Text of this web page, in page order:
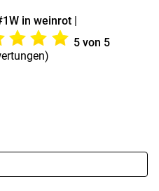
in weinrot
5von 5